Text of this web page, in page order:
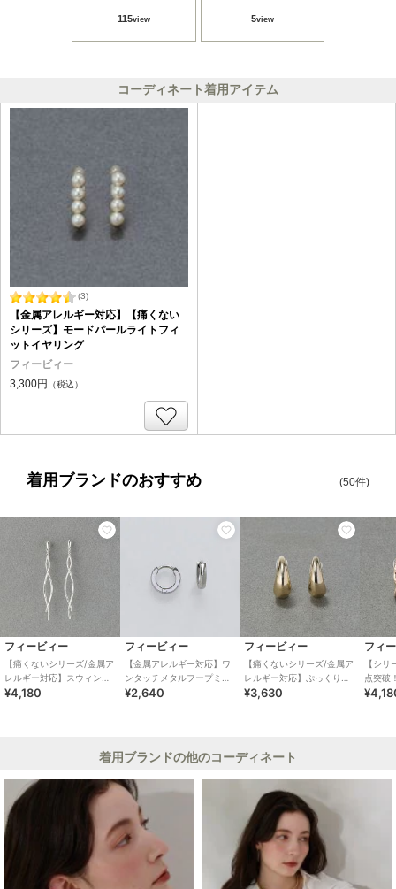
115view 5view
コーディネート着用アイテム
(3)
【金属アレルギー対応】【痛くない
シリーズ】モードパールライトフィ
ットイヤリング
フィービィー
3,300円
（税込）
着用ブランドのおすすめ (50件)
フィービィー
【痛くないシリーズ/金属ア
レルギー対応】スウィング
クリスタルループフィット
¥4,180
フィービィー
【金属アレルギー対応】ワ
ンタッチメタルフープミニ
ピアス シルバー/サージカ
¥2,640
フィービィー
【痛くないシリーズ/金属ア
レルギー対応】ぷっくりル
ープフィットイヤリング
¥3,630
フィ
【シ
点突破
ーズ金
着用ブランドの他のコーディネート